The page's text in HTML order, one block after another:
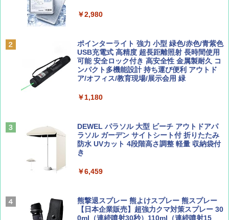
Coyote No.89 特集 星野道夫 夢見る旅
￥1,540
￥1,540
AIRLINE（エアライン）2026年9月号【特
￥1,760
A09 地球の歩き方 イタリア 2026～2027 地
球の歩き方A ヨーロッパ
￥2,479
パ
￥2,277
地球の歩き方 スター・ウォーズ
&ハイキング カーキ PATC-150(KH)
PYKES PEAK (パイクスピーク) 着替えテン
ト プライバシー テント 【中が透けない】 1
人用 折りたたみ 防災グッズ 災害用トイレ ビ
易 トイレテント (オリーブ)
ENDLESS BASE 《めざましテレビで紹介》
テント ワンタッチ RENEW 幅200 2-3人用 43
[キャンパーズコレクション 山善] 傘みたいに
広げるだけ パッとサッとテント ブラックコ
￥2,980
ポインターライト 強力 小型 緑色/赤色/青紫色
USB充電式 高精度 超長距離照射 長時間使用
可能 安全ロック付き 高安全性 金属製耐久 コ
ンパクト多機能設計 持ち運び便利 アウトド
ア/オフィス/教育現場/展示会用 緑
￥1,180
DEWEL パラソル 大型 ビーチ アウトドアパ
ラソル ガーデン サイトシート付 折りたたみ
防水 UVカット 4段階高さ調整 軽量 収納袋付
き
￥6,459
熊撃退スプレー 熊よけスプレー 熊スプレー
【日本企業販売】超強力クマ対策スプレー 30
0ml（連続噴射30秒）110ml（連続噴射15